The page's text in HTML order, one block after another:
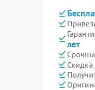
лет
Скидка